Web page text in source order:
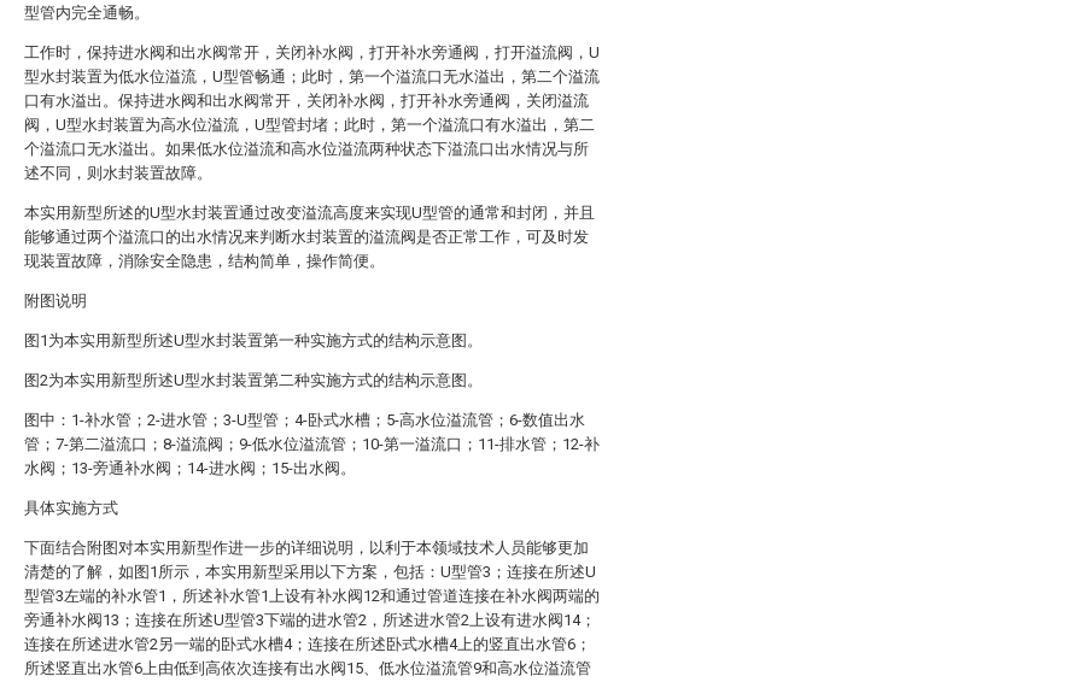
型管内完全通畅。
工作时，保持进水阀和出水阀常开，关闭补水阀，打开补水旁通阀，打开溢流阀，U
型水封装置为低水位溢流，U型管畅通；此时，第一个溢流口无水溢出，第二个溢流
口有水溢出。保持进水阀和出水阀常开，关闭补水阀，打开补水旁通阀，关闭溢流
阀，U型水封装置为高水位溢流，U型管封堵；此时，第一个溢流口有水溢出，第二
个溢流口无水溢出。如果低水位溢流和高水位溢流两种状态下溢流口出水情况与所
述不同，则水封装置故障。
本实用新型所述的U型水封装置通过改变溢流高度来实现U型管的通常和封闭，并且
能够通过两个溢流口的出水情况来判断水封装置的溢流阀是否正常工作，可及时发
现装置故障，消除安全隐患，结构简单，操作简便。
附图说明
图1为本实用新型所述U型水封装置第一种实施方式的结构示意图。
图2为本实用新型所述U型水封装置第二种实施方式的结构示意图。
图中：1-补水管；2-进水管；3-U型管；4-卧式水槽；5-高水位溢流管；6-数值出水
管；7-第二溢流口；8-溢流阀；9-低水位溢流管；10-第一溢流口；11-排水管；12-补
水阀；13-旁通补水阀；14-进水阀；15-出水阀。
具体实施方式
下面结合附图对本实用新型作进一步的详细说明，以利于本领域技术人员能够更加
清楚的了解，如图1所示，本实用新型采用以下方案，包括：U型管3；连接在所述U
型管3左端的补水管1，所述补水管1上设有补水阀12和通过管道连接在补水阀两端的
旁通补水阀13；连接在所述U型管3下端的进水管2，所述进水管2上设有进水阀14；
连接在所述进水管2另一端的卧式水槽4；连接在所述卧式水槽4上的竖直出水管6；
所述竖直出水管6上由低到高依次连接有出水阀15、低水位溢流管9和高水位溢流管